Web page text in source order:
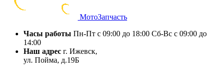
МотоЗапчасть
Часы работы Пн-Пт с 09:00 до 18:00 Сб-Вс с 09:00 до
14:00
Наш адрес г. Ижевск,
ул. Пойма, д.19Б